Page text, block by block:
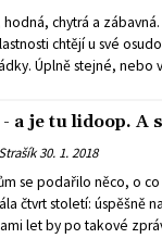
hodná, chytrá a
chtějí u své
Úplně stejné, nebo
leží úplně někde
věrnost. U
nevěstu podle
hraje při výběru
ochoten připustit. To
vědců, v jehož rámci
i vy sami.
a je tu lidoop. A
30. 1. 2018
se podařilo něco, o
čtvrt století: úspěšně
let by po takové